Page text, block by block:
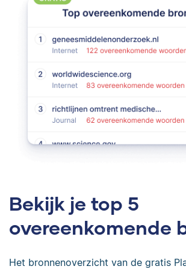
Bekijk je top 5
overeenkomende
Het bronnenoverzicht van de gratis